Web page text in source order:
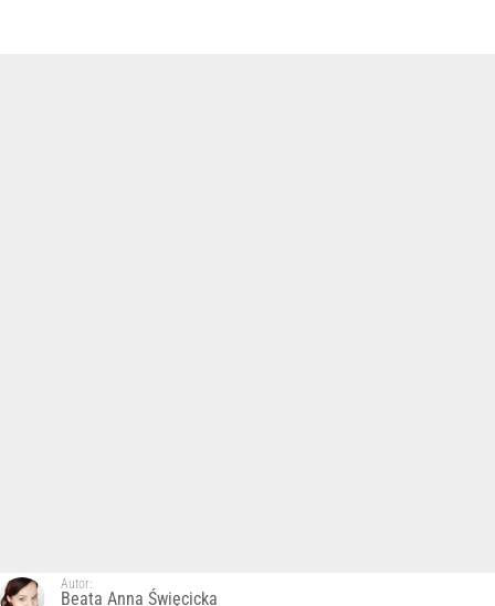
Autor:
Beata Anna Święcicka